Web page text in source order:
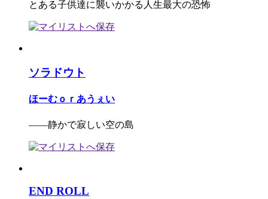
とある子供達に襲いかかる人生最大の恐怖
ソラドウト
ほーむｏｒあうぇい
――静かで寂しい空の島
END ROLL